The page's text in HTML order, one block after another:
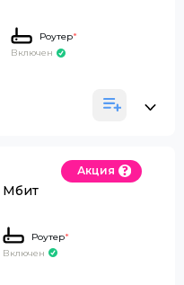
Роутер*
Включен
Мбит
Акция
Роутер*
Включен